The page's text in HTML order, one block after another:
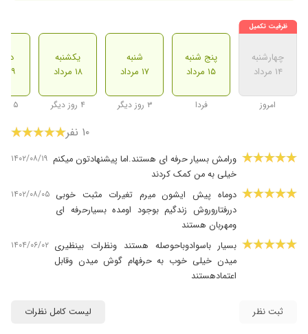
چهارشنبه
۱۴ مرداد
امروز
پنج شنبه
۱۵ مرداد
فردا
شنبه
۱۷ مرداد
۳ روز دیگر
یکشنبه
۱۸ مرداد
۴ روز دیگر
۱۹ مرداد
۵ روز دیگر
۱۰ نفر
ورامش بسیار حرفه ای هستند.اما پیشنهادتون میکنم
خیلی به من کمک کردند
۱۴۰۲/۰۸/۱۹
دوماه پیش ایشون میرم تغیرات مثبت خوبی
دررفتاروروش زندگیم بوجود اومده بسیارحرفه ای
ومهربان هستند
۱۴۰۲/۰۸/۰۵
بسیار باسوادوباحوصله هستند ونظرات بینظیری
میدن خیلی خوب به حرفهام گوش میدن وقابل
اعتمادهستند
۱۴۰۴/۰۶/۰۲
کم شده ودرواقع حل مسئله رو ازایشون یادگرفتیم
ثبت نظر لیست کامل نظرات